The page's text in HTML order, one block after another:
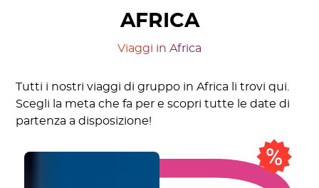
AFRICA
Viaggi in Africa
Tutti i nostri viaggi di gruppo in Africa li trovi qui.
Scegli la meta che fa per e scopri tutte le date di
partenza a disposizione!